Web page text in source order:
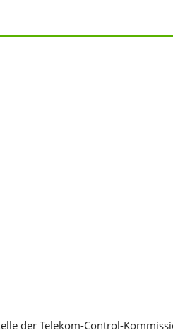
der Telekom-Control-